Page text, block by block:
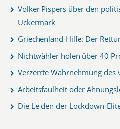
Volker Pispers über den
Uckermark
Griechenland-Hilfe: Der
Nichtwähler holen über 40
Verzerrte Wahrnehmung des
Arbeitsfaulheit oder
Die Leiden der Lockdown-